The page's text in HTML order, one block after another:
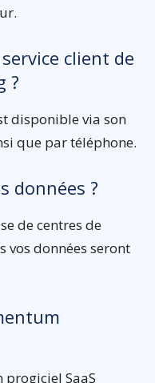
client de
?
disponible via son
que par téléphone.
données ?
de centres de
vos données seront
SaaS